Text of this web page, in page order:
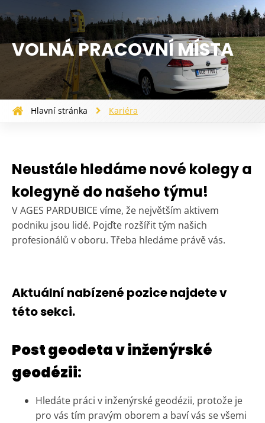
VOLNÁ PRACOVNÍ MÍSTA
Hlavní stránka Kariéra
Neustále hledáme nové kolegy a
kolegyně do našeho týmu!
V AGES PARDUBICE víme, že největším aktivem
podniku jsou lidé. Pojďte rozšířit tým našich
profesionálů v oboru. Třeba hledáme právě vás.
Aktuální nabízené pozice najdete v
této sekci.
Post geodeta v inženýrské
geodézii:
Hledáte práci v inženýrské geodézii, protože je
pro vás tím pravým oborem a baví vás se všemi